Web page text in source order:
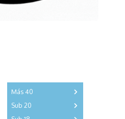
Más 40
Sub 20